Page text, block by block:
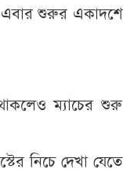
এবার শুরুর একাদশে
ম্যাচের শুরু
নিচে দেখা যেতে